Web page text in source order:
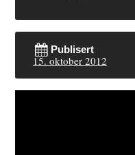
Publisert
15. oktober 2012